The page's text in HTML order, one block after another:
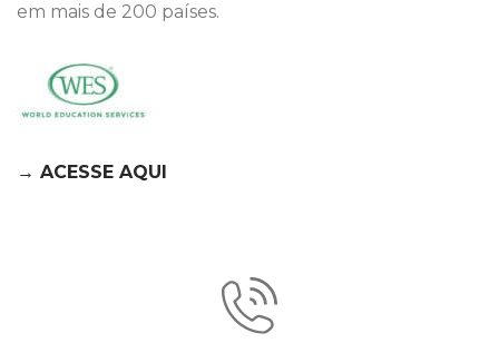
em mais de 200 países.
→ ACESSE AQUI